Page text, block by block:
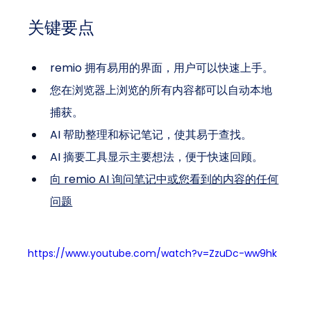
关键要点
remio 拥有易用的界面，用户可以快速上手。
您在浏览器上浏览的所有内容都可以自动本地
捕获。
AI 帮助整理和标记笔记，使其易于查找。
AI 摘要工具显示主要想法，便于快速回顾。
向 remio AI 询问笔记中或您看到的内容的任何
问题
https://www.youtube.com/watch?v=ZzuDc-ww9hk